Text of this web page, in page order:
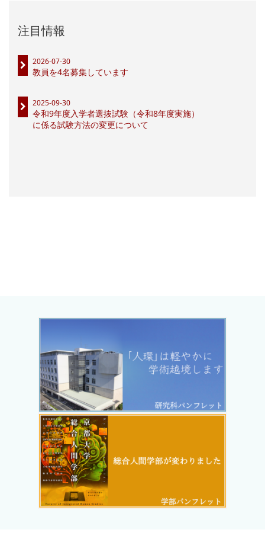
注目情報
2026-07-30
教員を4名募集しています
2025-09-30
令和9年度入学者選抜試験（令和8年度実施）
に係る試験方法の変更について